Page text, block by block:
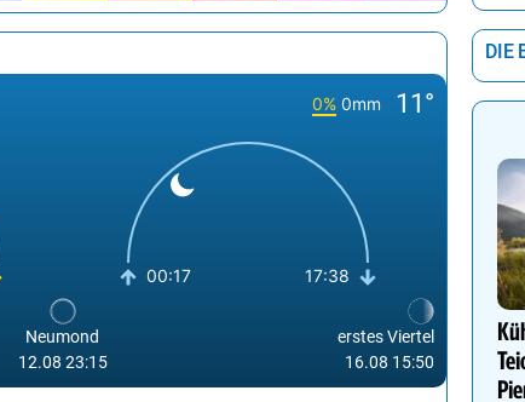
0% 0mm 11°
00:17 17:38
Neumond
12.08 23:15
erstes Viertel
16.08 15:50
DIE